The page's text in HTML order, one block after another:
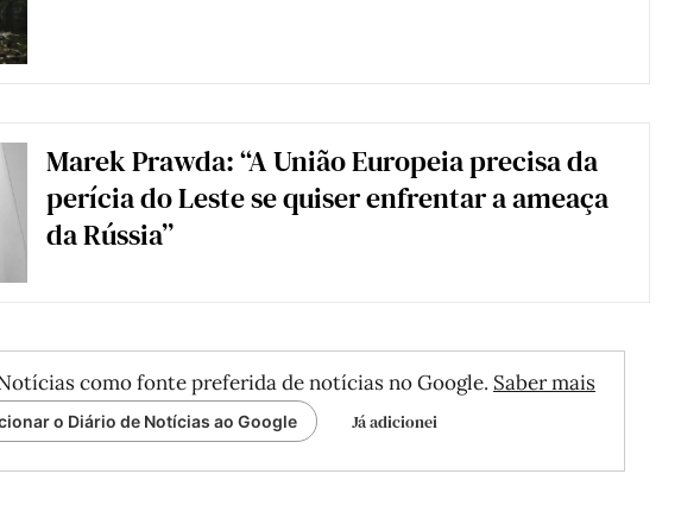
Marek Prawda: “A União Europeia precisa da
perícia do Leste se quiser enfrentar a ameaça
da Rússia”
como fonte preferida de notícias no Google. Saber mais
o Diário de Notícias ao Google Já adicionei